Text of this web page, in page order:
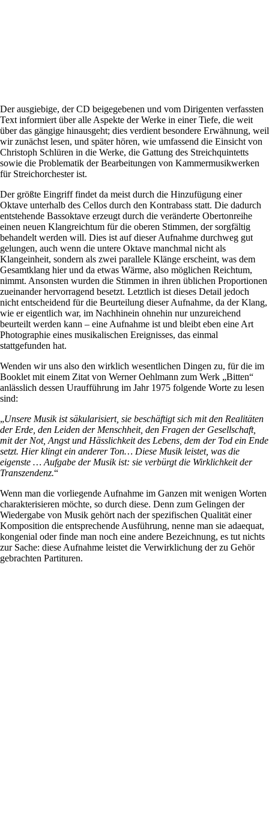
Der ausgiebige, der CD beigegebenen und vom Dirigenten verfassten
Text informiert über alle Aspekte der Werke in einer Tiefe, die weit
über das gängige hinausgeht; dies verdient besondere Erwähnung, weil
wir zunächst lesen, und später hören, wie umfassend die Einsicht von
Christoph Schlüren in die Werke, die Gattung des Streichquintetts
sowie die Problematik der Bearbeitungen von Kammermusikwerken
für Streichorchester ist.
Der größte Eingriff findet da meist durch die Hinzufügung einer
Oktave unterhalb des Cellos durch den Kontrabass statt. Die dadurch
entstehende Bassoktave erzeugt durch die veränderte Obertonreihe
einen neuen Klangreichtum für die oberen Stimmen, der sorgfältig
behandelt werden will. Dies ist auf dieser Aufnahme durchweg gut
gelungen, auch wenn die untere Oktave manchmal nicht als
Klangeinheit, sondern als zwei parallele Klänge erscheint, was dem
Gesamtklang hier und da etwas Wärme, also möglichen Reichtum,
nimmt. Ansonsten wurden die Stimmen in ihren üblichen Proportionen
zueinander hervorragend besetzt. Letztlich ist dieses Detail jedoch
nicht entscheidend für die Beurteilung dieser Aufnahme, da der Klang,
wie er eigentlich war, im Nachhinein ohnehin nur unzureichend
beurteilt werden kann – eine Aufnahme ist und bleibt eben eine Art
Photographie eines musikalischen Ereignisses, das einmal
stattgefunden hat.
Wenden wir uns also den wirklich wesentlichen Dingen zu, für die im
Booklet mit einem Zitat von Werner Oehlmann zum Werk „Bitten“
anlässlich dessen Uraufführung im Jahr 1975 folgende Worte zu lesen
sind:
„Unsere Musik ist säkularisiert, sie beschäftigt sich mit den Realitäten
der Erde, den Leiden der Menschheit, den Fragen der Gesellschaft,
mit der Not, Angst und Hässlichkeit des Lebens, dem der Tod ein Ende
setzt. Hier klingt ein anderer Ton… Diese Musik leistet, was die
eigenste … Aufgabe der Musik ist: sie verbürgt die Wirklichkeit der
Transzendenz.“
Wenn man die vorliegende Aufnahme im Ganzen mit wenigen Worten
charakterisieren möchte, so durch diese. Denn zum Gelingen der
Wiedergabe von Musik gehört nach der spezifischen Qualität einer
Komposition die entsprechende Ausführung, nenne man sie adaequat,
kongenial oder finde man noch eine andere Bezeichnung, es tut nichts
zur Sache: diese Aufnahme leistet die Verwirklichung der zu Gehör
gebrachten Partituren.